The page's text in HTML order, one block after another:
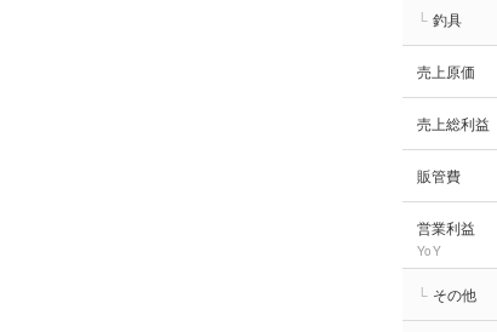
└ 釣具
売上原価
売上総利益
販管費
営業利益
YoY
└ その他